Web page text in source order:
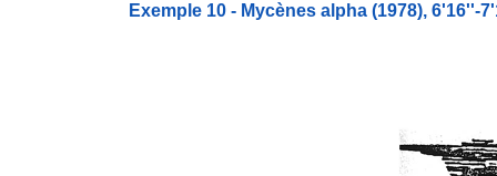
Exemple 10 - Mycènes alpha (1978),